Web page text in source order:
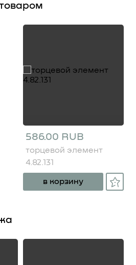
586.00 RUB
торцевой элемент
4.82.131
в корзину